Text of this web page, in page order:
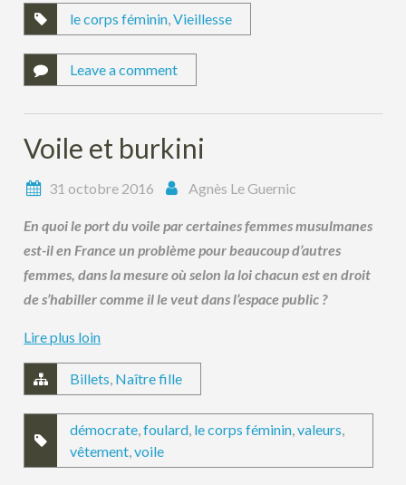
le corps féminin,Vieillesse
Leave a comment
Voile et burkini
31 octobre 2016 Agnès Le Guernic
En quoi le port du voile par certaines femmes musulmanes
est-il en France un problème pour beaucoup d’autres
femmes, dans la mesure où selon la loi chacun est en droit
de s’habiller comme il le veut dans l’espace public ?
Lire plus loin
Billets, Naître fille
démocrate,foulard, le corps féminin,valeurs,
vêtement,voile